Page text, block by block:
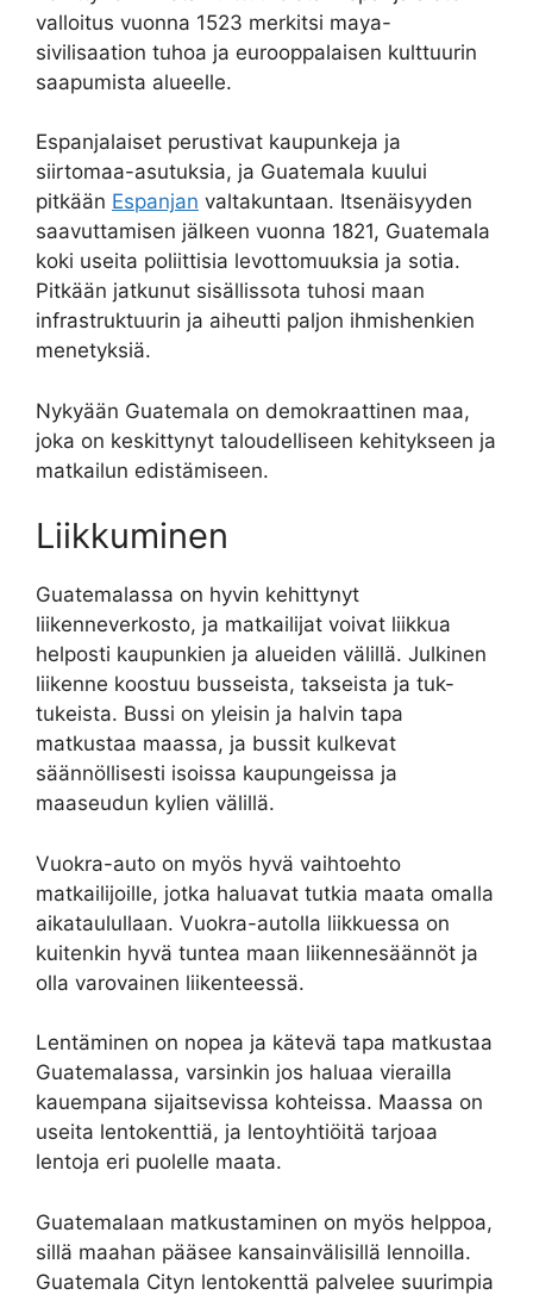
valloitus vuonna 1523 merkitsi maya-
sivilisaation tuhoa ja eurooppalaisen kulttuurin
saapumista alueelle.
Espanjalaiset perustivat kaupunkeja ja
siirtomaa-asutuksia, ja Guatemala kuului
pitkään Espanjan valtakuntaan. Itsenäisyyden
saavuttamisen jälkeen vuonna 1821, Guatemala
koki useita poliittisia levottomuuksia ja sotia.
Pitkään jatkunut sisällissota tuhosi maan
infrastruktuurin ja aiheutti paljon ihmishenkien
menetyksiä.
Nykyään Guatemala on demokraattinen maa,
joka on keskittynyt taloudelliseen kehitykseen ja
matkailun edistämiseen.
Liikkuminen
Guatemalassa on hyvin kehittynyt
liikenneverkosto, ja matkailijat voivat liikkua
helposti kaupunkien ja alueiden välillä. Julkinen
liikenne koostuu busseista, takseista ja tuk-
tukeista. Bussi on yleisin ja halvin tapa
matkustaa maassa, ja bussit kulkevat
säännöllisesti isoissa kaupungeissa ja
maaseudun kylien välillä.
Vuokra-auto on myös hyvä vaihtoehto
matkailijoille, jotka haluavat tutkia maata omalla
aikataulullaan. Vuokra-autolla liikkuessa on
kuitenkin hyvä tuntea maan liikennesäännöt ja
olla varovainen liikenteessä.
Lentäminen on nopea ja kätevä tapa matkustaa
Guatemalassa, varsinkin jos haluaa vierailla
kauempana sijaitsevissa kohteissa. Maassa on
useita lentokenttiä, ja lentoyhtiöitä tarjoaa
lentoja eri puolelle maata.
Guatemalaan matkustaminen on myös helppoa,
sillä maahan pääsee kansainvälisillä lennoilla.
Guatemala Cityn lentokenttä palvelee suurimpia